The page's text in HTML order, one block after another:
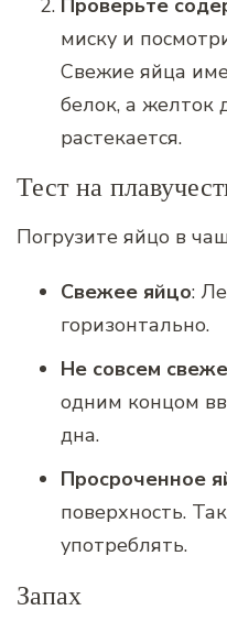
Проверьте
миску и
Свежие яйца
белок, а
растекается.
Тест на
Погрузите яйцо в
Свежее яйцо:
горизонтально.
Не совсем
одним концом
дна.
Просроченное
поверхность.
употреблять.
Запах